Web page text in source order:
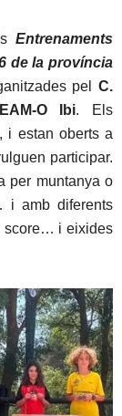
Entrenaments
de la província
pel C.
O Ibi. Els
i estan oberts a
participar.
per muntanya o
i amb diferents
score… i eixides